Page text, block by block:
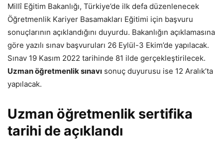
Millî Eğitim Bakanlığı, Türkiye’de ilk defa düzenlenecek
Öğretmenlik Kariyer Basamakları Eğitimi için başvuru
sonuçlarının açıklandığını duyurdu. Bakanlığın açıklamasına
göre yazılı sınav başvuruları 26 Eylül-3 Ekim’de yapılacak.
Sınav 19 Kasım 2022 tarihinde 81 ilde gerçekleştirilecek.
Uzman öğretmenlik sınavı sonuç duyurusu ise 12 Aralık’ta
yapılacak.
Uzman öğretmenlik sertifika
tarihi de açıklandı